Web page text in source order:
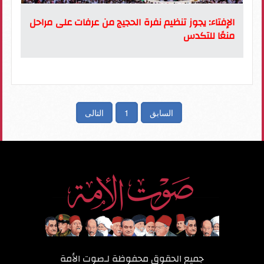
الإفتاء: يجوز تنظيم نفرة الحجيج من عرفات على مراحل
منعًا للتكدس
السابق 1 التالى
جميع الحقوق محفوظة لـصوت الأمة